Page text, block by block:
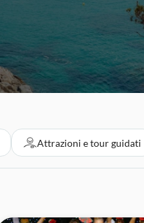
Attrazioni e tour guidati